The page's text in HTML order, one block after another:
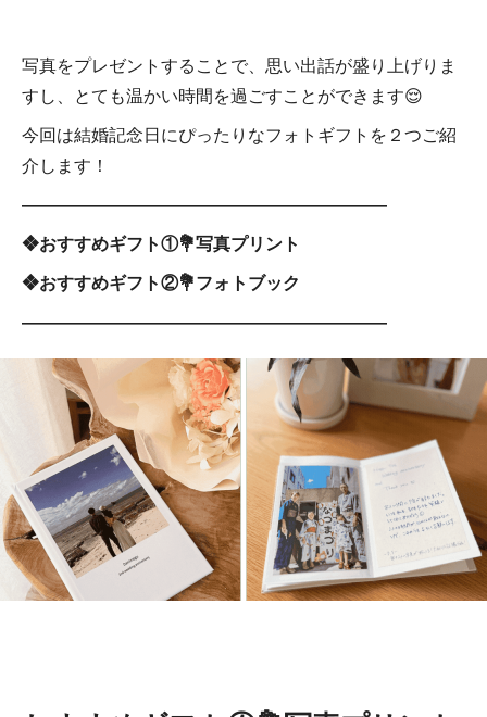
写真をプレゼントすることで、思い出話が盛り上げりま
すし、とても温かい時間を過ごすことができます😌
今回は結婚記念日にぴったりなフォトギフトを２つご紹
介します！
―――――――――――――――――――――
❖おすすめギフト①💐写真プリント
❖おすすめギフト②💐フォトブック
―――――――――――――――――――――